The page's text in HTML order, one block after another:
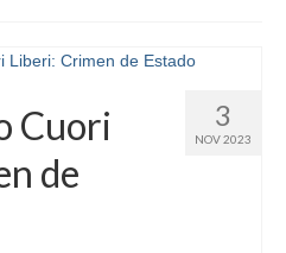
3
NOV 2023
Cuori
de